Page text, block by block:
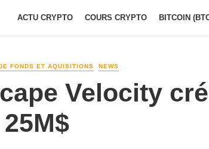
ACTU CRYPTO COURS CRYPTO BITCOIN
FONDS ET AQUISITIONS NEWS
Velocity